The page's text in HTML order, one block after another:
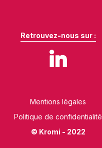
Retrouvez-nous sur :
Mentions légales
© Kromi - 2022
Politique de confidentialité